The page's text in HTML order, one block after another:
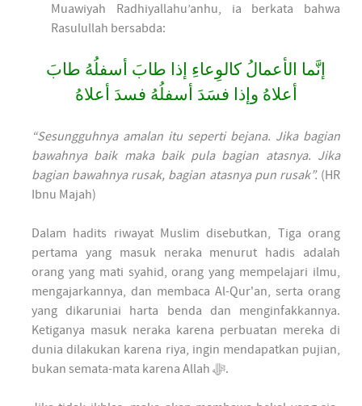
Muawiyah Radhiyallahu’anhu, ia berkata bahwa
Rasulullah bersabda:
إنَّما الأعمالُ كالوِعاءِ إذا طابَ أسفلُهُ طابَ
أعلاهُ وإذا فسَدَ أسفلُهُ فسدَ أعلاهُ
“Sesungguhnya amalan itu seperti bejana. Jika bagian
bawahnya baik maka baik pula bagian atasnya. Jika
bagian bawahnya rusak, bagian atasnya pun rusak”.(HR
Ibnu Majah)
Dalam hadits riwayat Muslim disebutkan, Tiga orang
pertama yang masuk neraka menurut hadis adalah
orang yang mati syahid, orang yang mempelajari ilmu,
mengajarkannya, dan membaca Al-Qur'an, serta orang
yang dikaruniai harta benda dan menginfakkannya.
Ketiganya masuk neraka karena perbuatan mereka di
dunia dilakukan karena riya, ingin mendapatkan pujian,
bukan semata-mata karena Allah ﷻ.